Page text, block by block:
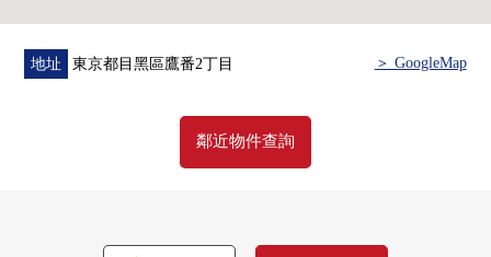
地址 東京都目黑區鷹番2丁目 ＞ GoogleMap
鄰近物件查詢